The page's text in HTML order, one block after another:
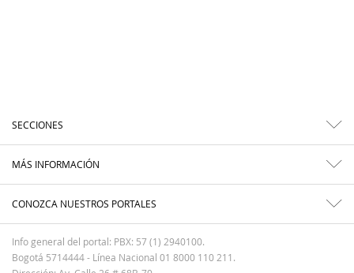
SECCIONES
MÁS INFORMACIÓN
CONOZCA NUESTROS PORTALES
Info general del portal: PBX: 57 (1) 2940100.
Bogotá 5714444 - Línea Nacional 01 8000 110 211.